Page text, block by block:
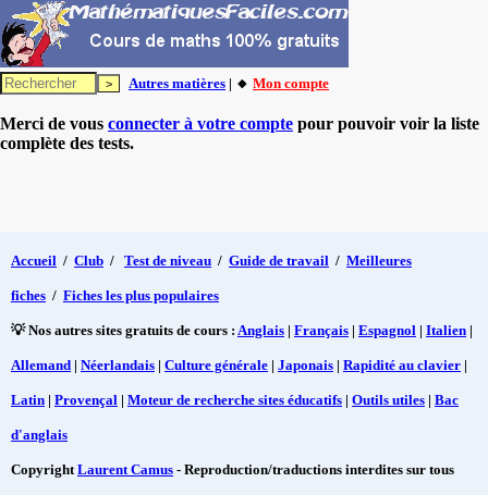
Autres matières | 🔸 Mon compte
Merci de vous connecter à votre compte pour pouvoir voir la liste
complète des tests.
Accueil / Club / Test de niveau / Guide de travail / Meilleures
fiches / Fiches les plus populaires
💡 Nos autres sites gratuits de cours : Anglais | Français | Espagnol | Italien |
Allemand | Néerlandais | Culture générale | Japonais | Rapidité au clavier |
Latin | Provençal | Moteur de recherche sites éducatifs | Outils utiles | Bac
d'anglais
CopyrightLaurent Camus - Reproduction/traductions interdites sur tous